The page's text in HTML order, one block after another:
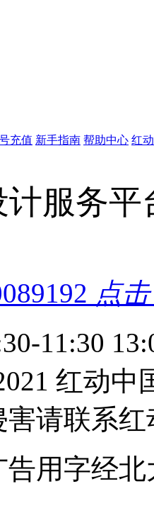
充值 新手指南 帮助中心 红
服务平
点
11:30
红动中
请联系红
用字经